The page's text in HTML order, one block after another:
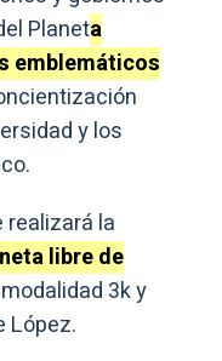
Planeta
emblemáticos
y los
realizará la
libre de
3k y
López.